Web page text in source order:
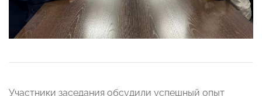
Участники заседания обсудили успешный опыт